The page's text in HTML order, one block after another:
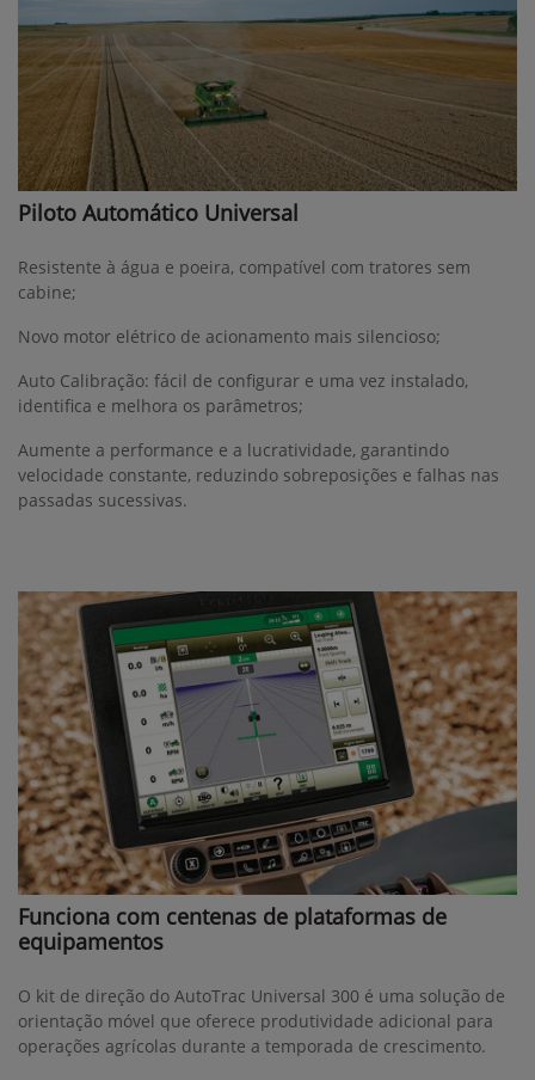
Piloto Automático Universal
Resistente à água e poeira, compatível com tratores sem
cabine;
Novo motor elétrico de acionamento mais silencioso;
Auto Calibração: fácil de configurar e uma vez instalado,
identifica e melhora os parâmetros;
Aumente a performance e a lucratividade, garantindo
velocidade constante, reduzindo sobreposições e falhas nas
passadas sucessivas.
Funciona com centenas de plataformas de
equipamentos
O kit de direção do AutoTrac Universal 300 é uma solução de
orientação móvel que oferece produtividade adicional para
operações agrícolas durante a temporada de crescimento.